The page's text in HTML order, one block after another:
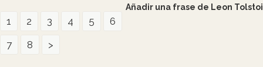
Añadir una frase de Leon Tolstoi
1 2 3 4 5
6
7
8 >